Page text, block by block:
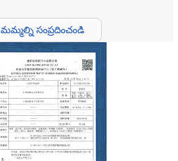
మమ్మల్ని సంప్రదించండి